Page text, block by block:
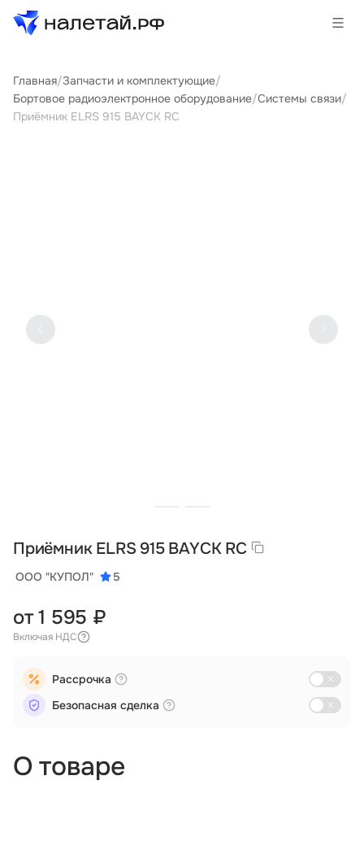
Товары
Услуги
Государственные программы
Партнеры
Главная/Запчасти и комплектующие/
Бортовое радиоэлектронное оборудование/Системы связи/
Приёмник ELRS 915 BAYCK RC
О товаре
Приёмник ELRS 915 BAYCK RC
ООО "КУПОЛ" 5
от 1 595 ₽
Включая НДС
Рассрочка
Безопасная сделка